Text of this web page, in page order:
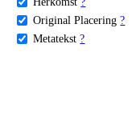
Original Placering ?
Metatekst ?